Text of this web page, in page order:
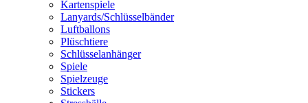
Kartenspiele
Lanyards/Schlüsselbänder
Luftballons
Plüschtiere
Schlüsselanhänger
Spiele
Spielzeuge
Stickers